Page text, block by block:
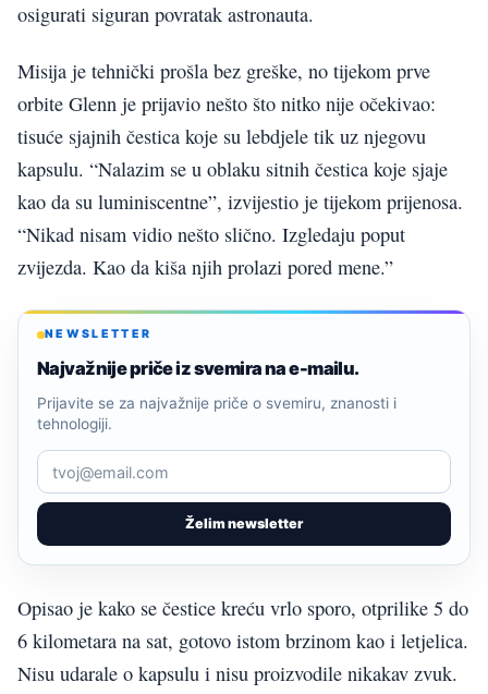
osigurati siguran povratak astronauta.
Misija je tehnički prošla bez greške, no tijekom prve
orbite Glenn je prijavio nešto što nitko nije očekivao:
tisuće sjajnih čestica koje su lebdjele tik uz njegovu
kapsulu. “Nalazim se u oblaku sitnih čestica koje sjaje
kao da su luminiscentne”, izvijestio je tijekom prijenosa.
“Nikad nisam vidio nešto slično. Izgledaju poput
zvijezda. Kao da kiša njih prolazi pored mene.”
NEWSLETTER
Najvažnije priče iz svemira na e-mailu.
Želim newsletter
Prijavite se za najvažnije priče o svemiru, znanosti i
tehnologiji.
Opisao je kako se čestice kreću vrlo sporo, otprilike 5 do
6 kilometara na sat, gotovo istom brzinom kao i letjelica.
Nisu udarale o kapsulu i nisu proizvodile nikakav zvuk.